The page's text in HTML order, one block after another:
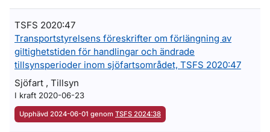
TSFS 2020:47
Transportstyrelsens föreskrifter om förlängning av
giltighetstiden för handlingar och ändrade
tillsynsperioder inom sjöfartsområdet, TSFS 2020:47
Sjöfart , Tillsyn
I kraft 2020-06-23
Upphävd 2024-06-01 genom TSFS 2024:38